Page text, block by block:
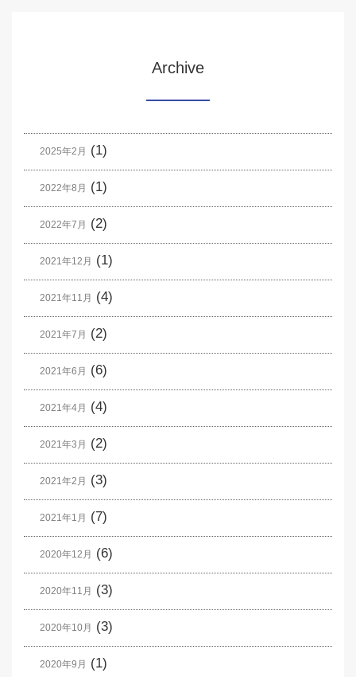
Archive
2025年2月 (1)
2022年8月 (1)
2022年7月 (2)
2021年12月 (1)
2021年11月 (4)
2021年7月 (2)
2021年6月 (6)
2021年4月 (4)
2021年3月 (2)
2021年2月 (3)
2021年1月 (7)
2020年12月 (6)
2020年11月 (3)
2020年10月 (3)
2020年9月 (1)